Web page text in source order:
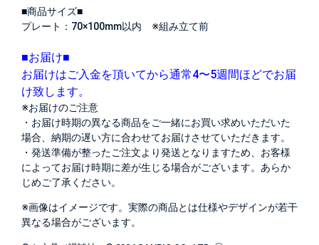
■商品サイズ■
プレート：70×100mm以内 ※組み立て前
■お届け■
お届けはご入金を頂いてから通常4〜5週間ほどでお届
け致します。
※お届けのご注意
・お届け時期の異なる商品をご一緒にお買い求めいただいた
場合、納期の遅い方に合わせてお届けさせていただきます。
・発送準備が整ったご注文より発送となりますため、お客様
によってお届け時期に差が生じる場合がございます。あらか
じめご了承ください。
※画像はイメージです。実際の商品とは仕様やデザインが若干
異なる場合がございます。